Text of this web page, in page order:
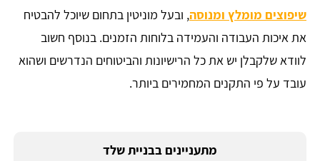
שיפוצים מומלץ ומנוסה, ובעל מוניטין בתחום שיוכל להבטיח
את איכות העבודה והעמידה בלוחות הזמנים. בנוסף חשוב
לוודא שלקבלן יש את כל הרישיונות והביטוחים הנדרשים ושהוא
עובד על פי התקנים המחמירים ביותר.
מתעניינים בבניית שלד